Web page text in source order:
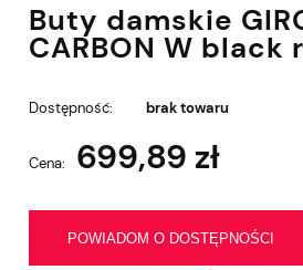
Buty damskie
CARBON W black
Dostępność: brak towaru
Cena: 699,89 zł
POWIADOM O DOSTĘPNOŚCI